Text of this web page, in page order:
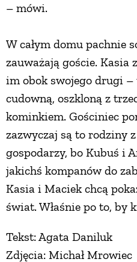
– mówi.
W całym domu pachnie
zauważają goście.
im obok swojego drugi –
cudowną, oszkloną z
kominkiem. Gościniec
zazwyczaj są to rodziny
gospodarzy, bo Kubuś i
jakichś kompanów do
Kasia i Maciek chcą
świat. Właśnie po to, by
Tekst: Agata Daniluk
Zdjęcia: Michał Mrowiec